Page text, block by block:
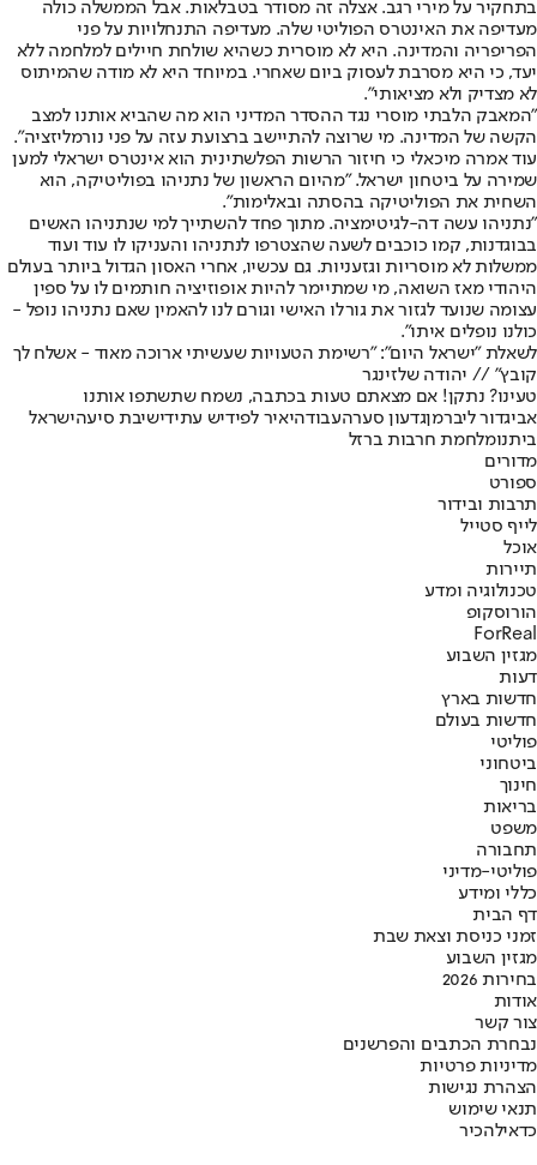
בתחקיר על מירי רגב. אצלה זה מסודר בטבלאות. אבל הממשלה כולה
מעדיפה את האינטרס הפוליטי שלה. מעדיפה התנחלויות על פני
הפריפריה והמדינה. היא לא מוסרית כשהיא שולחת חיילים למלחמה ללא
יעד, כי היא מסרבת לעסוק ביום שאחרי. במיוחד היא לא מודה שהמיתוס
לא מצדיק ולא מציאותי".
"המאבק הלבתי מוסרי נגד ההסדר המדיני הוא מה שהביא אותנו למצב
הקשה של המדינה. מי שרוצה להתיישב ברצועת עזה על פני נורמליזציה".
עוד אמרה מיכאלי כי חיזור הרשות הפלשתינית הוא אינטרס ישראלי למען
שמירה על ביטחון ישראל. "מהיום הראשון של נתניהו בפוליטיקה, הוא
השחית את הפוליטיקה בהסתה ובאלימות".
"נתניהו עשה דה-לגיטימציה. מתוך פחד להשתייך למי שנתניהו האשים
בבוגדנות, קמו כוכבים לשעה שהצטרפו לנתניהו והעניקו לו עוד ועוד
ממשלות לא מוסריות וגזעניות. גם עכשיו, אחרי האסון הגדול ביותר בעולם
היהודי מאז השואה, מי שמתיימר להיות אופוזיציה חותמים לו על ספין
עצומה שנועד לגזור את גורלו האישי וגורם לנו להאמין שאם נתניהו נופל -
כולנו נופלים איתו".
לשאלת "ישראל היום": "רשימת הטעויות שעשיתי ארוכה מאוד - אשלח לך
קובץ" // יהודה שלזינגר
טעינו? נתקן! אם מצאתם טעות בכתבה, נשמח שתשתפו אותנו
אביגדור ליברמןגדעון סערהעבודהיאיר לפידיש עתידישיבת סיעהישראל
ביתנומלחמת חרבות ברזל
מדורים
ספורט
תרבות ובידור
לייף סטייל
אוכל
תיירות
טכנולוגיה ומדע
הורוסקופ
ForReal
מגזין השבוע
דעות
חדשות בארץ
חדשות בעולם
פוליטי
ביטחוני
חינוך
בריאות
משפט
תחבורה
פוליטי-מדיני
כללי ומידע
דף הבית
זמני כניסת וצאת שבת
מגזין השבוע
בחירות 2026
אודות
צור קשר
נבחרת הכתבים והפרשנים
מדיניות פרטיות
הצהרת נגישות
תנאי שימוש
כדאילהכיר